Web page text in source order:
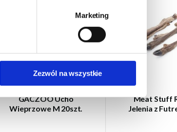
Marketing
Zezwól na wszystkie
GACZOO Ucho
Wieprzowe M 20szt.
Meat Stuff
Jelenia z